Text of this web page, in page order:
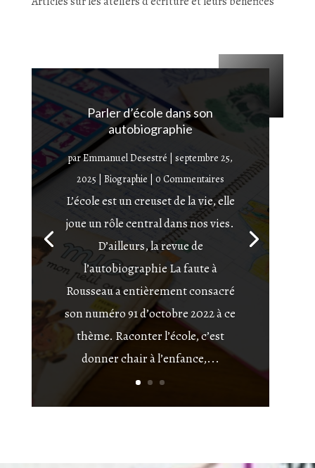
Parler d’école dans son
autobiographie
parEmmanuel Desestré |septembre 25,
2025
Biographie | 0 Commentaires
L’école est un creuset de la vie, elle
joue un rôle central dans nos vies.
D’ailleurs, la revue de
l’autobiographie La faute à
Rousseau a entièrement consacré
son numéro 91 d’octobre 2022 à ce
thème. Raconter l’école, c’est
donner chair à l’enfance,...